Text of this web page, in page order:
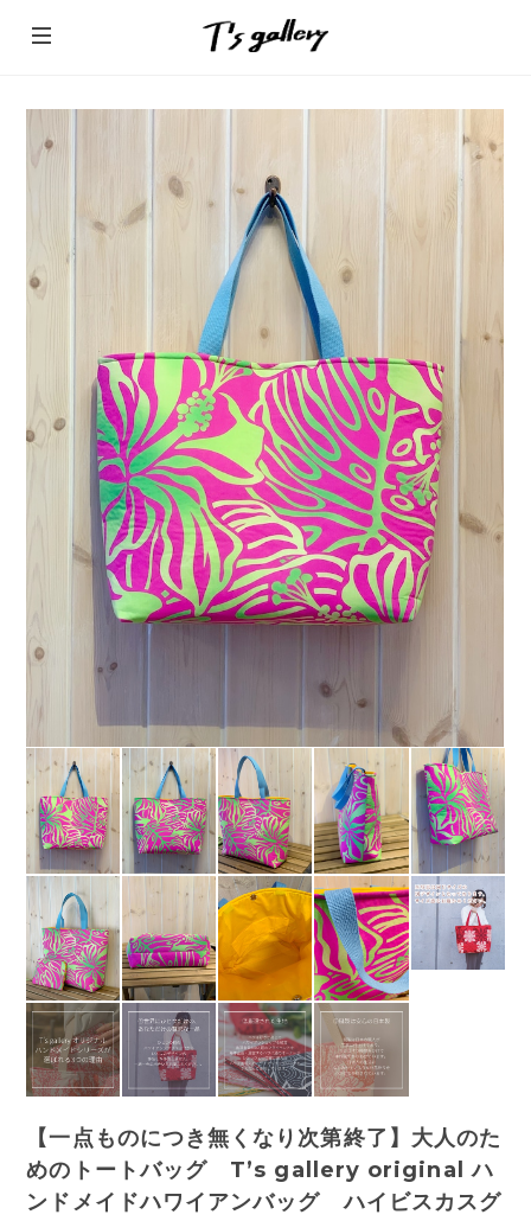
【一点ものにつき無くなり次第終了】大人のた
めのトートバッグ T’s gallery original ハ
ンドメイドハワイアンバッグ ハイビスカスグ